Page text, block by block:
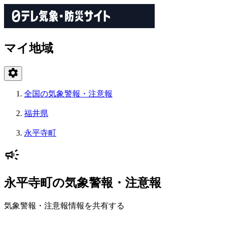
マイ地域
全国の気象警報・注意報
福井県
永平寺町
永平寺町の気象警報・注意報
気象警報・注意報情報を共有する